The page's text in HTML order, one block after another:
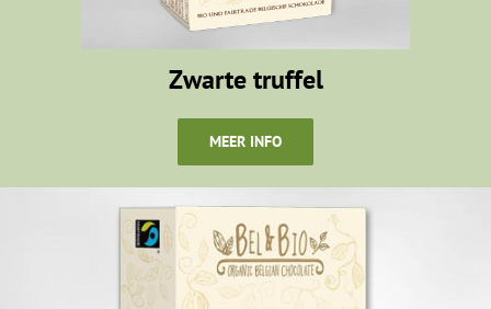
Zwarte truffel
MEER INFO